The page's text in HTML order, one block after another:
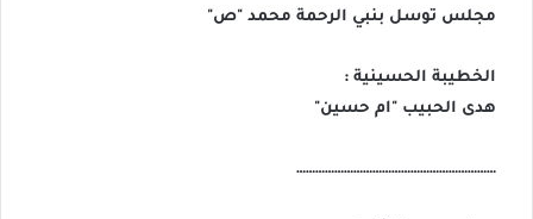
مجلس توسل بنبي الرحمة محمد "ص"
الخطيبة الحسينية :
هدى الحبيب "ام حسين"
………………………………………………………